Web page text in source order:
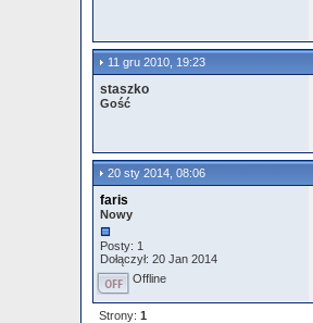
11 gru 2010, 19:23
staszko
Gość
20 sty 2014, 08:06
faris
Nowy
Posty: 1
Dołączył: 20 Jan 2014
Offline
Strony:1